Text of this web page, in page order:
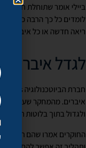
ביילי אומר שתוחלת חיים
לומדים כל כך הרבה כל כך
ריאה חדשה או כל איבר
לגדל איברים
איברים. מהמחקר שערכה
ולגדול בתוך בלוטות
החוקרים אמרו שהם